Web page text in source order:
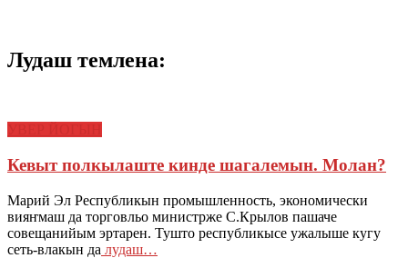
Лудаш темлена:
Кевыт полкылаште кинде шагалемын. Молан?
Марий Эл Республикын промышленность, экономически
вияҥмаш да торговльо министрже С.Крылов пашаче
совещанийым эртарен. Тушто республикысе ужалыше кугу
сеть-влакын да лудаш…